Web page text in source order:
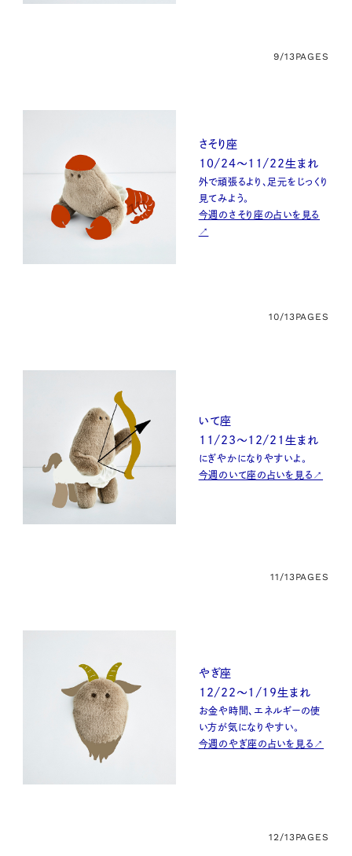
9/13PAGES
さそり座
10/24〜11/22生まれ
外で頑張るより、足元をじっくり
見てみよう。
今週のさそり座の占いを見る
↗
10/13PAGES
いて座
11/23～12/21生まれ
にぎやかになりやすいよ。
今週のいて座の占いを見る↗
11/13PAGES
やぎ座
12/22〜1/19生まれ
お金や時間、エネルギーの使
い方が気になりやすい。
今週のやぎ座の占いを見る↗
12/13PAGES